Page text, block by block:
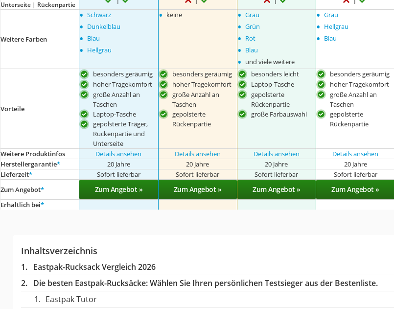
Unterseite | Rückenpartie
Weitere Farben
• Schwarz
• Dunkelblau
• Blau
• Hellgrau
• keine • Grau
• Grün
• Rot
• Blau
• und viele weitere
• Grau
• Hellgrau
• Blau
Vorteile
besonders geräumig
hoher Tragekomfort
große Anzahl an
Taschen
Laptop-Tasche
gepolsterte Träger,
Rückenpartie und
Unterseite
besonders geräumig
hoher Tragekomfort
große Anzahl an
Taschen
gepolsterte
Rückenpartie
besonders leicht
Laptop-Tasche
gepolsterte
Rückenpartie
große Farbauswahl
besonders geräumig
hoher Tragekomfort
große Anzahl an
Taschen
gepolsterte
Rückenpartie
Weitere Produktinfos Details ansehen Details ansehen Details ansehen Details ansehen
Herstellergarantie* 20 Jahre 20 Jahre 20 Jahre 20 Jahre
Lieferzeit* Sofort lieferbar Sofort lieferbar Sofort lieferbar Sofort lieferbar
Zum Angebot* Zum Angebot » Zum Angebot » Zum Angebot » Zum Angebot »
Erhältlich bei*
Inhaltsverzeichnis
Eastpak-Rucksack Vergleich 2026
Die besten Eastpak-Rucksäcke:Wählen Sie Ihren persönlichen Testsieger aus der Bestenliste.
Eastpak Tutor